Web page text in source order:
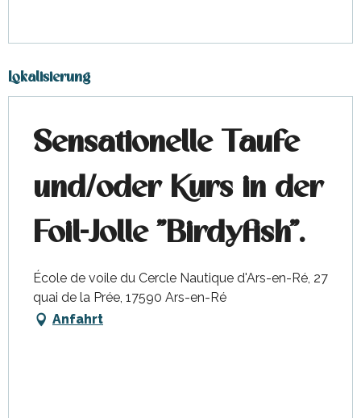
Lokalisierung
Sensationelle Taufe
und/oder Kurs in der
Foil-Jolle "Birdyfish".
École de voile du Cercle Nautique d'Ars-en-Ré, 27
quai de la Prée, 17590 Ars-en-Ré
Anfahrt